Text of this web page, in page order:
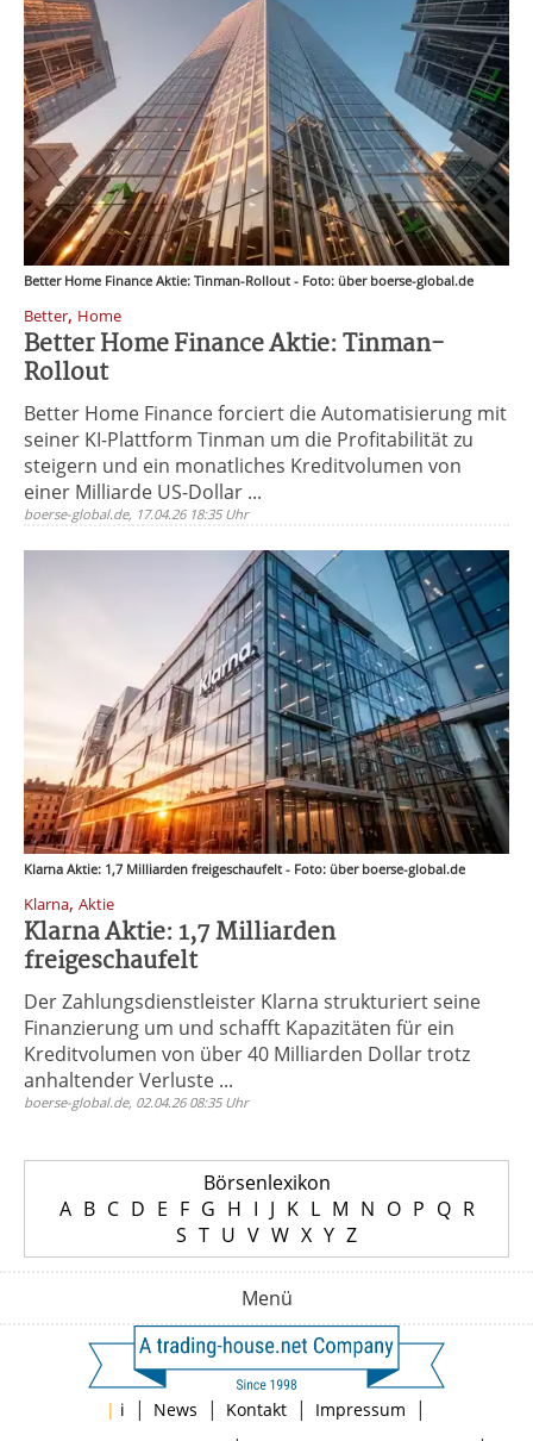
Better Home Finance Aktie: Tinman-Rollout - Foto: über boerse-global.de
Better, Home
Better Home Finance Aktie: Tinman-
Rollout
Better Home Finance forciert die Automatisierung mit
seiner KI-Plattform Tinman um die Profitabilität zu
steigern und ein monatliches Kreditvolumen von
einer Milliarde US-Dollar ...
boerse-global.de, 17.04.26 18:35 Uhr
Klarna Aktie: 1,7 Milliarden freigeschaufelt - Foto: über boerse-global.de
Klarna, Aktie
Klarna Aktie: 1,7 Milliarden
freigeschaufelt
Der Zahlungsdienstleister Klarna strukturiert seine
Finanzierung um und schafft Kapazitäten für ein
Kreditvolumen von über 40 Milliarden Dollar trotz
anhaltender Verluste ...
boerse-global.de, 02.04.26 08:35 Uhr
Börsenlexikon
A B C D E F G H I J K L M N O P Q R
S T U V W X Y Z
Menü
| i | News | Kontakt | Impressum |